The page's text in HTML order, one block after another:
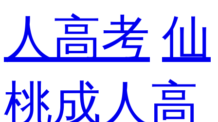
人高考 仙
桃成人高